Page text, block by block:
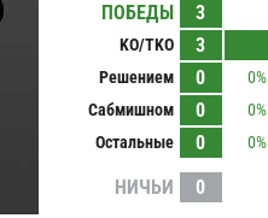
ПОБЕДЫ
3
KO/TKO 3
Решением
0
0%
Сабмишном
0
0%
Остальные
0 0%
НИЧЬИ 0